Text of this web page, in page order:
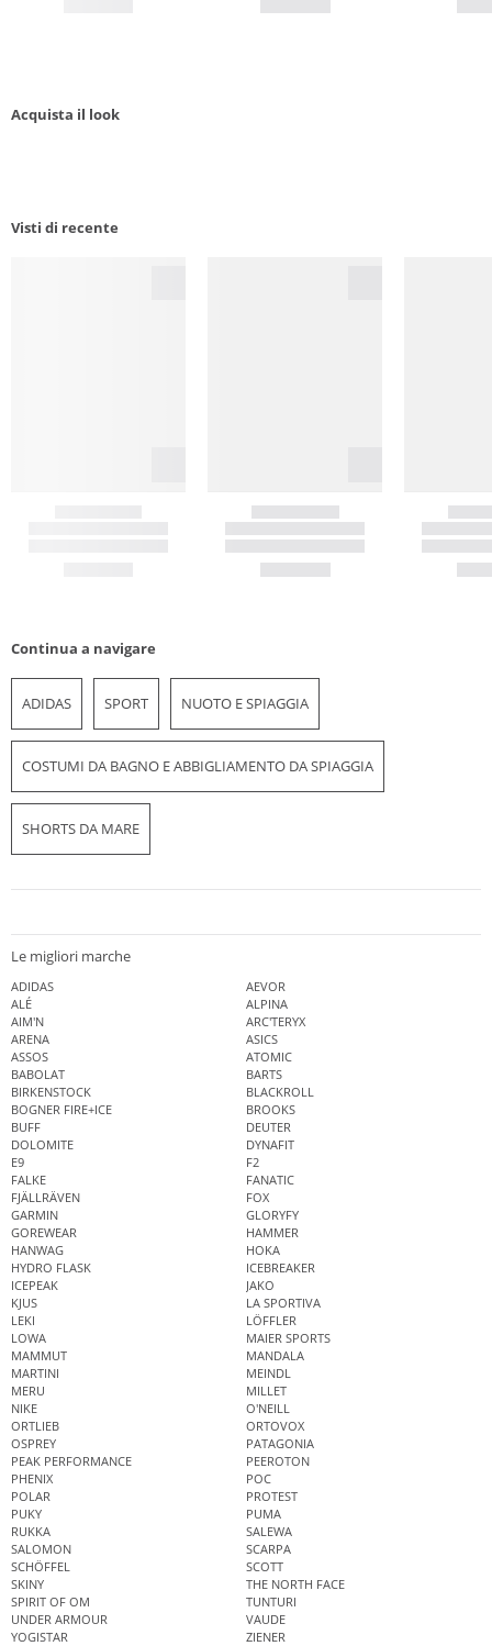
Acquista il look
Visti di recente
Continua a navigare
ADIDAS SPORT NUOTO E SPIAGGIA
COSTUMI DA BAGNO E ABBIGLIAMENTO DA SPIAGGIA
SHORTS DA MARE
Le migliori marche
ADIDAS
AEVOR
ALÉ
ALPINA
AIM'N
ARC'TERYX
ARENA
ASICS
ASSOS
ATOMIC
BABOLAT
BARTS
BIRKENSTOCK
BLACKROLL
BOGNER FIRE+ICE
BROOKS
BUFF
DEUTER
DOLOMITE
DYNAFIT
E9
F2
FALKE
FANATIC
FJÄLLRÄVEN
FOX
GARMIN
GLORYFY
GOREWEAR
HAMMER
HANWAG
HOKA
HYDRO FLASK
ICEBREAKER
ICEPEAK
JAKO
KJUS
LA SPORTIVA
LEKI
LÖFFLER
LOWA
MAIER SPORTS
MAMMUT
MANDALA
MARTINI
MEINDL
MERU
MILLET
NIKE
O'NEILL
ORTLIEB
ORTOVOX
OSPREY
PATAGONIA
PEAK PERFORMANCE
PEEROTON
PHENIX
POC
POLAR
PROTEST
PUKY
PUMA
RUKKA
SALEWA
SALOMON
SCARPA
SCHÖFFEL
SCOTT
SKINY
THE NORTH FACE
SPIRIT OF OM
TUNTURI
UNDER ARMOUR
VAUDE
YOGISTAR
ZIENER